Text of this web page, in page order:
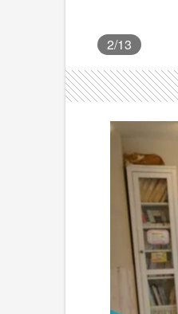
2/13